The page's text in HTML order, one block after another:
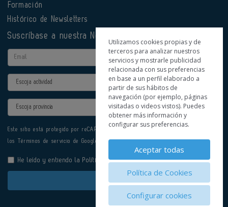
Formación
Histórico de Newsletters
Suscríbase a nuestra Newsletter
Email
Actividad
Provincia
Este sitio está protegido por reCAPTCHA y se aplican la
los Términos de servicio de Google.
He leído y entiendo la Política de Privacidad
Enviar
Utilizamos cookies propias y de
terceros para analizar nuestros
servicios y mostrarle publicidad
relacionada con sus preferencias
en base a un perfil elaborado a
partir de sus hábitos de
navegación (por ejemplo, páginas
visitadas o videos vistos). Puedes
obtener más información y
configurar sus preferencias.
Aceptar todas
Política de Cookies
Configurar cookies